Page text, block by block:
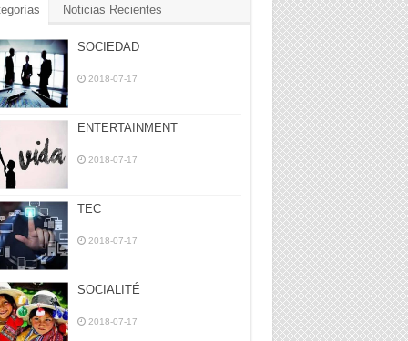
Noticias Recientes
SOCIEDAD
2018-07-17
ENTERTAINMENT
2018-07-17
TEC
2018-07-17
SOCIALITÉ
2018-07-17